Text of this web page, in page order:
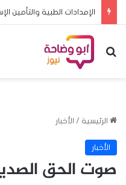
بحث عن
الرئيسية / الأخبار
الأخبار
صوت الحق